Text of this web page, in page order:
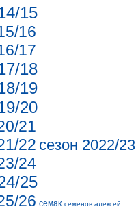
15
16
17
18
19
20
21
22 сезон 2022/23
24
25
26 семак семенов алексей